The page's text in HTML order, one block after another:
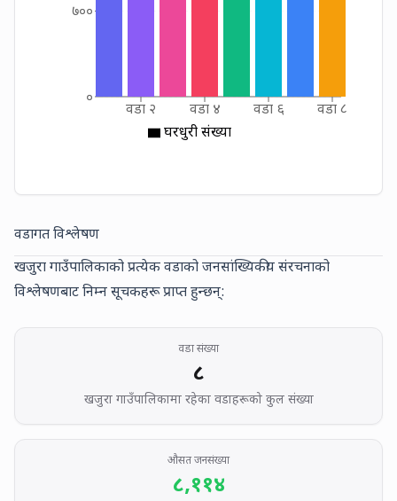
वडा २ वडा ४ वडा ६ वडा ८
०
७००
घरधुरी संख्या
वडागत विश्लेषण
खजुरा गाउँपालिकाको प्रत्येक वडाको जनसांख्यिकीय संरचनाको
विश्लेषणबाट निम्न सूचकहरू प्राप्त हुन्छन्:
वडा संख्याWARD COUNT OF KHAJURA
८
खजुरा गाउँपालिकामा रहेका वडाहरूको कुल संख्याTotal number
औसत जनसंख्याAVERAGE POPULATION IN
८,११४